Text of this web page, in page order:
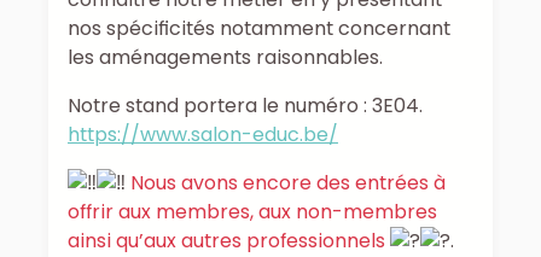
nos spécificités notamment concernant
les aménagements raisonnables.
Notre stand portera le numéro : 3E04.
https://www.salon-educ.be/
Nous avons encore des entrées à
offrir aux membres, aux non-membres
ainsi qu’aux autres professionnels
.